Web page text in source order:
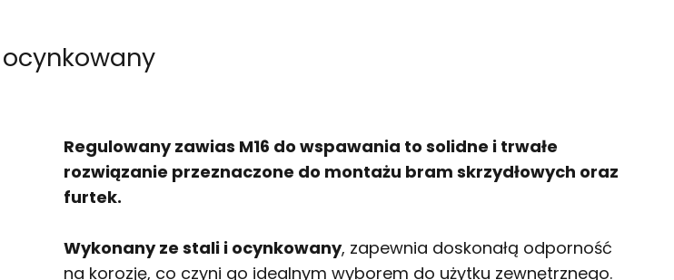
Regulowany zawias M16 do wspawania to solidne i trwałe
rozwiązanie przeznaczone do montażu bram skrzydłowych oraz
furtek.
Wykonany ze stali i ocynkowany, zapewnia doskonałą odporność
na korozję, co czyni go idealnym wyborem do użytku zewnętrznego.